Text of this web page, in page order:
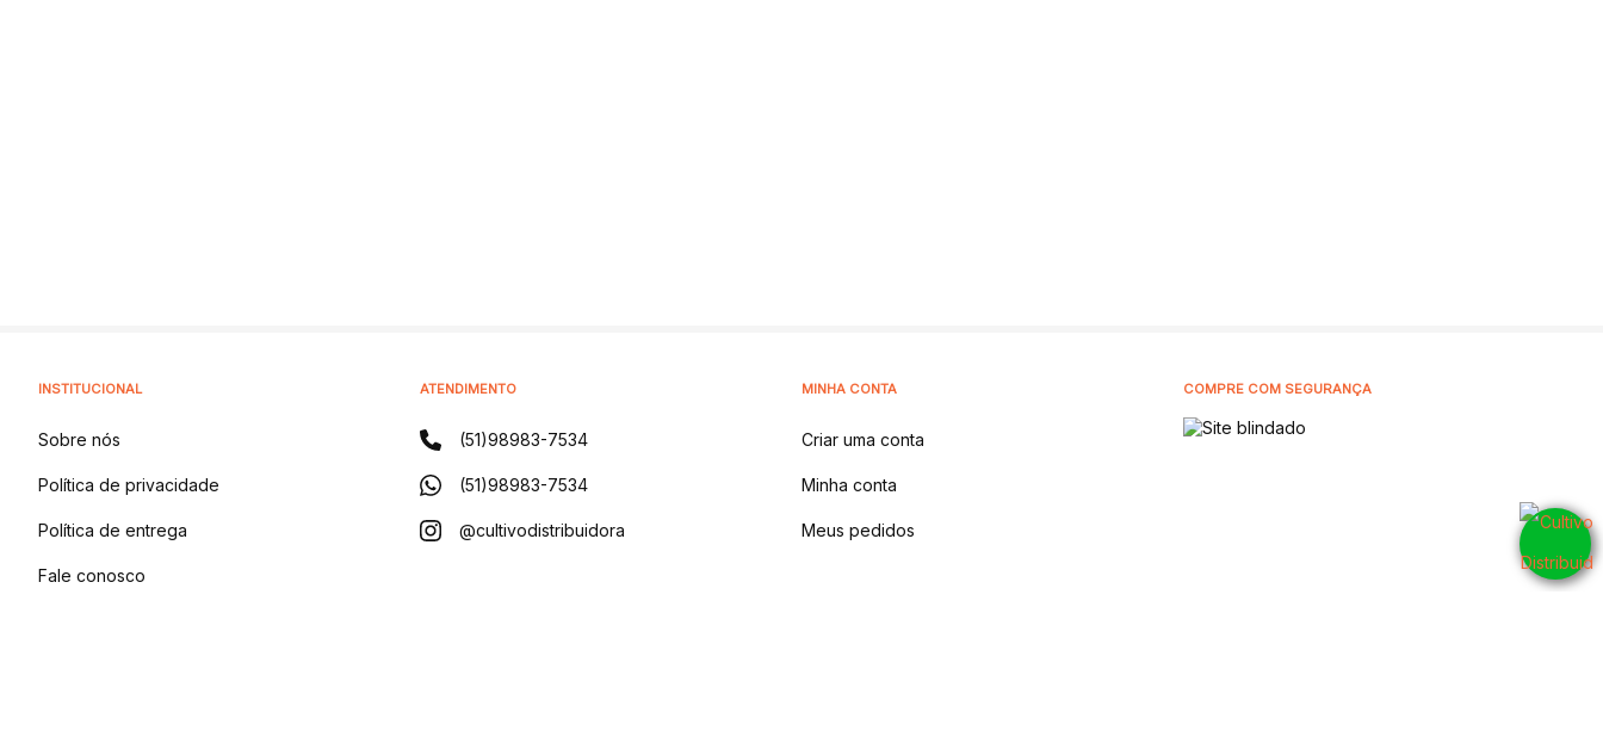
INSTITUCIONAL
Sobre nós
Política de privacidade
Política de entrega
Fale conosco
ATENDIMENTO
(51)98983-7534
(51)98983-7534
@cultivodistribuidora
MINHA CONTA
Criar uma conta
Minha conta
Meus pedidos
COMPRE COM SEGURANÇA